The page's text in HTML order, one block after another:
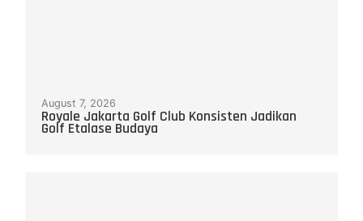
August 7, 2026
Royale Jakarta Golf Club Konsisten Jadikan
Golf Etalase Budaya